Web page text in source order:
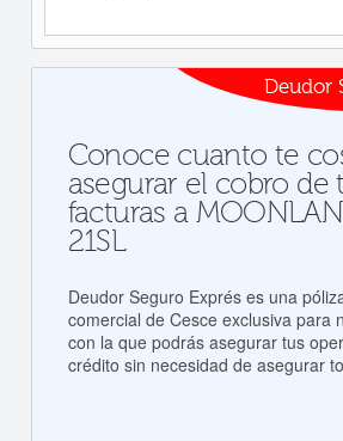
Deudor
Conoce cuanto te
asegurar el cobro de
facturas a
21SL
Deudor Seguro Exprés es una
comercial de Cesce exclusiva para
con la que podrás asegurar tus
crédito sin necesidad de asegurar